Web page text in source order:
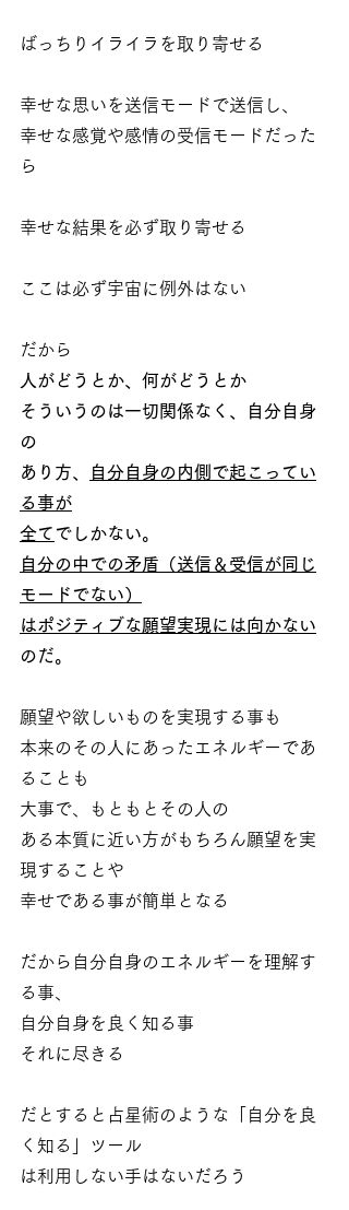
ばっちりイライラを取り寄せる
幸せな思いを送信モードで送信し、
幸せな感覚や感情の受信モードだった
ら
幸せな結果を必ず取り寄せる
ここは必ず宇宙に例外はない
だから
人がどうとか、何がどうとか
そういうのは一切関係なく、自分自身
の
あり方、
自分自身の内側で起こってい
る事が
全て でしかない。
自分の中での矛盾（送信＆受信が同じ
モードでない）
はポジティブな願望実現には向かない
のだ。
願望や欲しいものを実現する事も
本来のその人にあったエネルギーであ
ることも
大事で、もともとその人の
ある本質に近い方がもちろん願望を実
現することや
幸せである事が簡単となる
だから自分自身のエネルギーを理解す
る事、
自分自身を良く知る事
それに尽きる
だとすると占星術のような「自分を良
く知る」ツール
は利用しない手はないだろう